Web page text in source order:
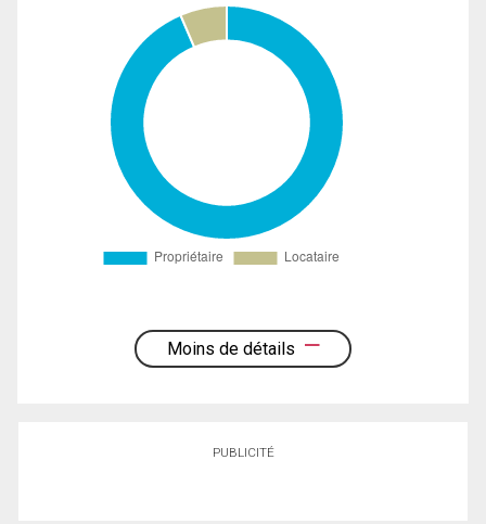
Moins de détails
PUBLICITÉ